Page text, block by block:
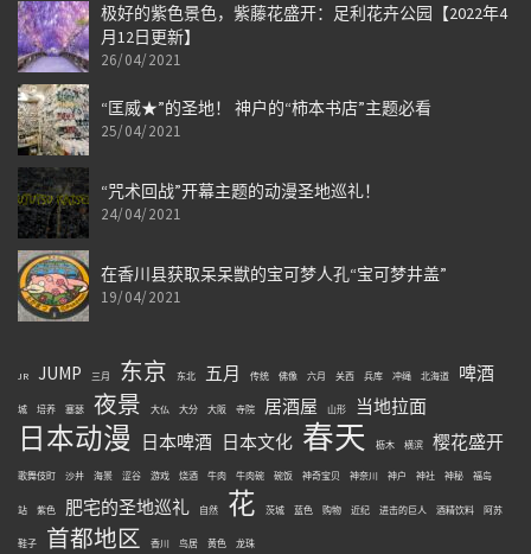
极好的紫色景色，紫藤花盛开：足利花卉公园【2022年4
月12日更新】
26/04/2021
“匡威★”的圣地！ 神户的“柿本书店”主题必看
25/04/2021
“咒术回战”开幕主题的动漫圣地巡礼！
24/04/2021
在香川县获取呆呆獣的宝可梦人孔“宝可梦井盖”
19/04/2021
JR JUMP 三月 东京 东北 五月 传统 佛像 六月 关西 兵库 冲绳 北海道 啤酒
城 培养 塞瑟 夜景 大仏 大分 大阪 寺院 居酒屋 山形 当地拉面
日本动漫 日本啤酒 日本文化 春天 枥木 横滨 樱花盛开
歌舞伎町 沙井 海景 涩谷 游戏 烧酒 牛肉 牛肉碗 碗饭 神奇宝贝 神奈川 神户 神社 神秘 福岛
站 紫色 肥宅的圣地巡礼 自然 花 茨城 蓝色 购物 近纪 进击的巨人 酒精饮料 阿苏
鞋子 首都地区 香川 鸟居 黄色 龙珠